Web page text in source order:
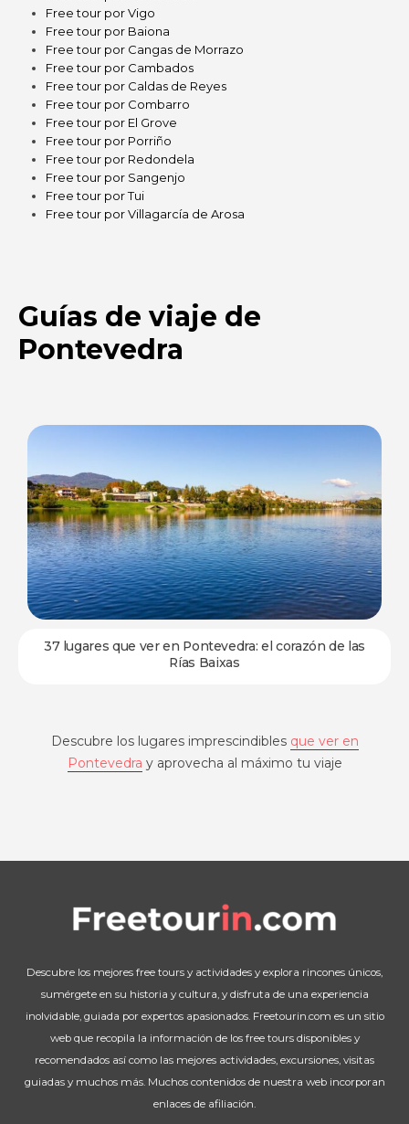
Free tour por Vigo
Free tour por Baiona
Free tour por Cangas de Morrazo
Free tour por Cambados
Free tour por Caldas de Reyes
Free tour por Combarro
Free tour por El Grove
Free tour por Porriño
Free tour por Redondela
Free tour por Sangenjo
Free tour por Tui
Free tour por Villagarcía de Arosa
Guías de viaje de
Pontevedra
37 lugares que ver en Pontevedra: el corazón de las
Rías Baixas
Descubre los lugares imprescindibles que ver en
Pontevedra y aprovecha al máximo tu viaje
Descubre los mejores free tours y actividades y explora rincones únicos,
sumérgete en su historia y cultura, y disfruta de una experiencia
inolvidable, guiada por expertos apasionados. Freetourin.com es un sitio
web que recopila la información de los free tours disponibles y
recomendados así como las mejores actividades, excursiones, visitas
guiadas y muchos más. Muchos contenidos de nuestra web incorporan
enlaces de afiliación.